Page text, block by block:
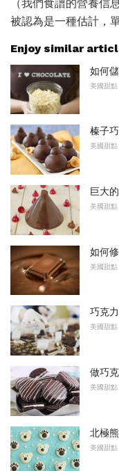
（我們食譜的營養信
被認為是一種估計，
Enjoy similar
如何
美國甜點
榛子
美國甜點
巨大
美國甜點
如何
美國甜點
巧克
美國甜點
做巧
美國甜點
北極
美國甜點